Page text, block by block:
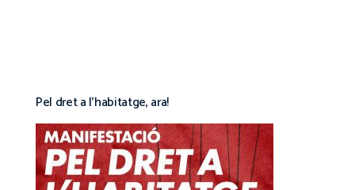
Pel dret a l’habitatge, ara!